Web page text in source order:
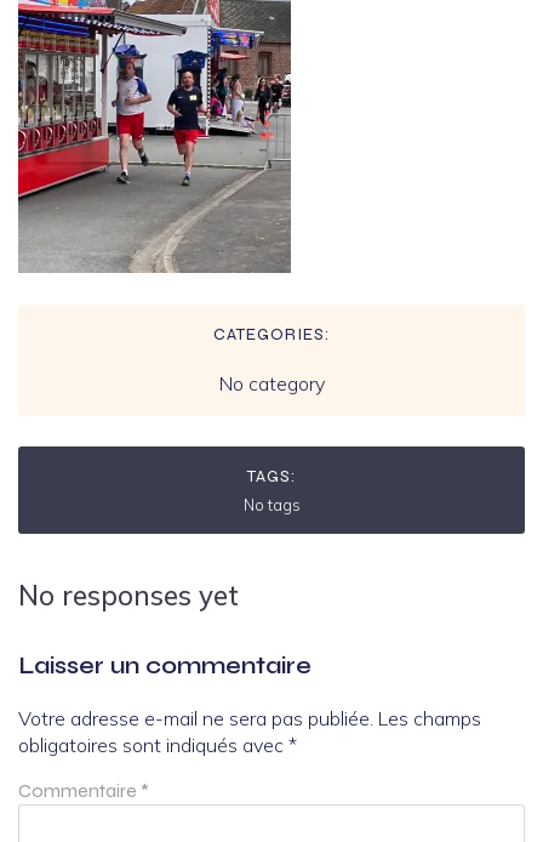
CATEGORIES:
No category
TAGS:
No tags
No responses yet
Laisser un commentaire
Votre adresse e-mail ne sera pas publiée. Les champs
obligatoires sont indiqués avec *
Commentaire *